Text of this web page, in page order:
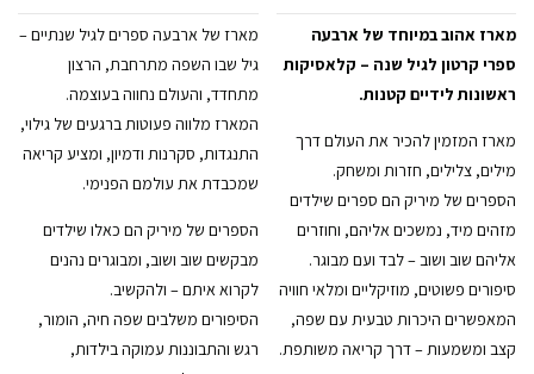
מארז אהוב במיוחד של ארבעה
ספרי קרטון לגיל שנה – קלאסיקות
ראשונות לידיים קטנות.
מארז המזמין להכיר את העולם דרך
מילים, צלילים, חזרות ומשחק.
הספרים של מיריק הם ספרים שילדים
מזהים מיד, נמשכים אליהם, וחוזרים
אליהם שוב ושוב – לבד ועם מבוגר.
סיפורים פשוטים, מוזיקליים ומלאי חוויה
המאפשרים היכרות טבעית עם שפה,
קצב ומשמעות – דרך קריאה משותפת.
מארז של ארבעה ספרים לגיל שנתיים –
גיל שבו השפה מתרחבת, הרצון
מתחדד, והעולם נחווה בעוצמה.
המארז מלווה פעוטות ברגעים של גילוי,
התנגדות, סקרנות ודמיון, ומציע קריאה
שמכבדת את עולמם הפנימי.
הספרים של מיריק הם כאלו שילדים
מבקשים שוב ושוב, ומבוגרים נהנים
לקרוא איתם – ולהקשיב.
הסיפורים משלבים שפה חיה, הומור,
רגש והתבוננות עמוקה בילדות,